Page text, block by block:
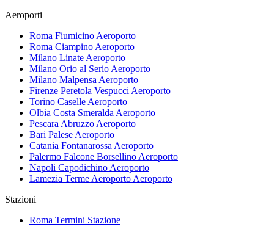
Aeroporti
Roma Fiumicino Aeroporto
Roma Ciampino Aeroporto
Milano Linate Aeroporto
Milano Orio al Serio Aeroporto
Milano Malpensa Aeroporto
Firenze Peretola Vespucci Aeroporto
Torino Caselle Aeroporto
Olbia Costa Smeralda Aeroporto
Pescara Abruzzo Aeroporto
Bari Palese Aeroporto
Catania Fontanarossa Aeroporto
Palermo Falcone Borsellino Aeroporto
Napoli Capodichino Aeroporto
Lamezia Terme Aeroporto Aeroporto
Stazioni
Roma Termini Stazione